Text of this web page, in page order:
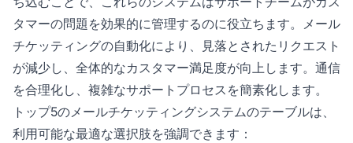
タマーの問題を効果的に管理するのに役立ちます。メール
チケッティングの自動化により、見落とされたリクエスト
が減少し、全体的なカスタマー満足度が向上します。通信
を合理化し、複雑なサポートプロセスを簡素化します。
トップ5のメールチケッティングシステムのテーブルは、
利用可能な最適な選択肢を強調できます：